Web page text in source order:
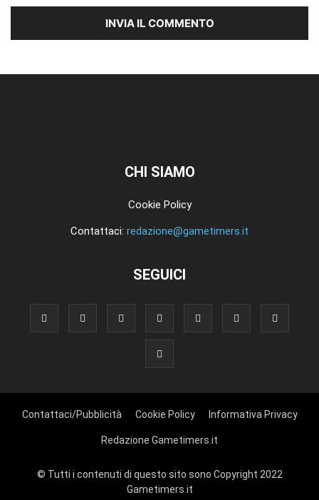
CHI SIAMO
Cookie Policy
Contattaci: redazione@gametimers.it
SEGUICI
Contattaci/Pubblicità Cookie Policy Informativa Privacy
Redazione Gametimers.it
© Tutti i contenuti di questo sito sono Copyright 2022
Gametimers.it